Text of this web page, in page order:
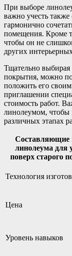
При выборе
важно учесть
гармонично
помещения. Кроме
чтобы он не
других
Тщательно выбирая
покрытия, можно
положить его
приглашении
стоимость работ.
линолеумом, чтобы
различных этапах
Составляющие
линолеума для
поверх старого
Технология
Цена
Уровень навыков